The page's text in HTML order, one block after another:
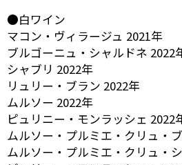
●白ワイン
マコン・ヴィラージュ 2021年
ブルゴーニュ・シャルドネ 2022
シャブリ 2022年
リュリー・ブラン 2022年
ムルソー 2022年
ピュリニー・モンラッシェ 2022
ムルソー・プルミエ・クリュ・
ムルソー・プルミエ・クリュ・